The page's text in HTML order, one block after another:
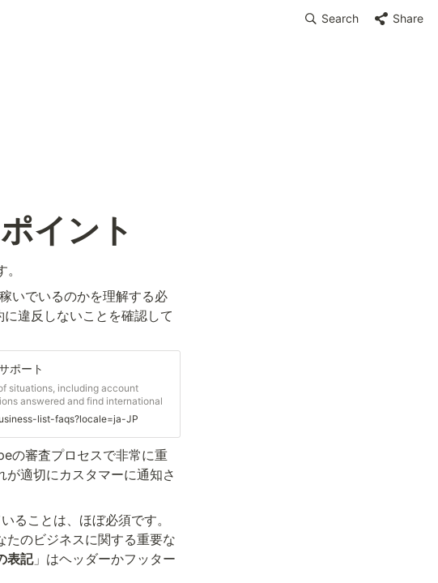
Search Share
イント
いでいるのかを理解する必
違反しないことを確認して
ポート
situations, including account
answered and find international
list-faqs?locale=ja-JP
の審査プロセスで非常に重
適切にカスタマーに通知さ
ることは、ほぼ必須です。
たのビジネスに関する重要な
表記」はヘッダーかフッター